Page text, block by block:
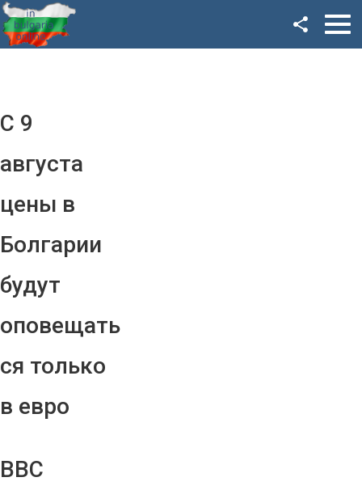
С 9
августа
цены в
Болгарии
будут
оповещать
ся только
в евро
ВВС